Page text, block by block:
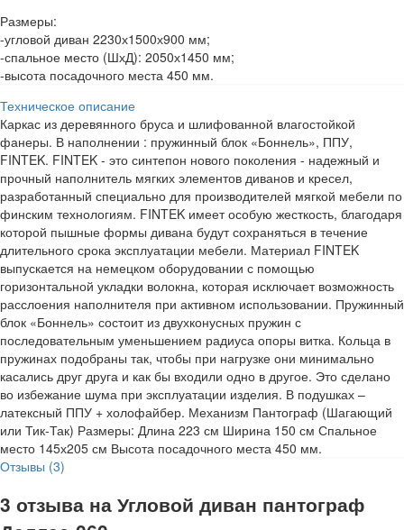
Размеры:
-угловой диван 2230х1500х900 мм;
-спальное место (ШхД): 2050х1450 мм;
-высота посадочного места 450 мм.
Техническое описание
Каркас из деревянного бруса и шлифованной влагостойкой
фанеры. В наполнении : пружинный блок «Боннель», ППУ,
FINTEK. FINTEK - это синтепон нового поколения - надежный и
прочный наполнитель мягких элементов диванов и кресел,
разработанный специально для производителей мягкой мебели по
финским технологиям. FINTEK имеет особую жесткость, благодаря
которой пышные формы дивана будут сохраняться в течение
длительного срока эксплуатации мебели. Материал FINTEK
выпускается на немецком оборудовании с помощью
горизонтальной укладки волокна, которая исключает возможность
расслоения наполнителя при активном использовании. Пружинный
блок «Боннель» состоит из двухконусных пружин с
последовательным уменьшением радиуса опоры витка. Кольца в
пружинах подобраны так, чтобы при нагрузке они минимально
касались друг друга и как бы входили одно в другое. Это сделано
во избежание шума при эксплуатации изделия. В подушках –
латексный ППУ + холофайбер. Механизм Пантограф (Шагающий
или Тик-Так) Размеры: Длина 223 см Ширина 150 см Спальное
место 145х205 см Высота посадочного места 450 мм.
Отзывы (3)
3 отзыва на Угловой диван пантограф